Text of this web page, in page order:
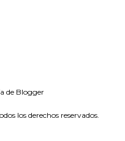
de Blogger
los derechos reservados.